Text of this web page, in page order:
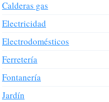
Calderas gas
Electricidad
Electrodomésticos
Ferretería
Fontanería
Jardín